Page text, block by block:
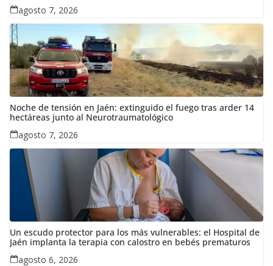
agosto 7, 2026
Noche de tensión en Jaén: extinguido el fuego tras arder 14
hectáreas junto al Neurotraumatológico
agosto 7, 2026
Un escudo protector para los más vulnerables: el Hospital de
Jaén implanta la terapia con calostro en bebés prematuros
agosto 6, 2026